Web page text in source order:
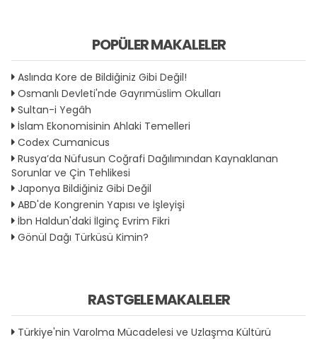
POPÜLER MAKALELER
Aslında Kore de Bildiğiniz Gibi Değil!
Osmanlı Devleti'nde Gayrımüslim Okulları
Sultan-i Yegâh
İslam Ekonomisinin Ahlaki Temelleri
Codex Cumanicus
Rusya’da Nüfusun Coğrafi Dağılımından Kaynaklanan
Sorunlar ve Çin Tehlikesi
Japonya Bildiğiniz Gibi Değil
ABD'de Kongrenin Yapısı ve İşleyişi
İbn Haldun'daki İlginç Evrim Fikri
Gönül Dağı Türküsü Kimin?
RASTGELE MAKALELER
Türkiye'nin Varolma Mücadelesi ve Uzlaşma Kültürü